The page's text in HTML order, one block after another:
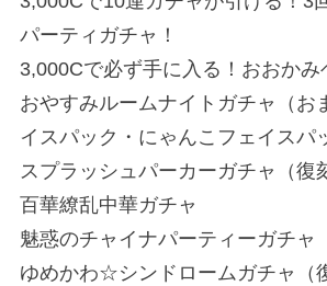
パーティガチャ！
3,000Cで必ず手に入る！おおかみ
おやすみルームナイトガチャ（お
イスパック・にゃんこフェイスパ
スプラッシュパーカーガチャ（復
百華繚乱中華ガチャ
魅惑のチャイナパーティーガチャ
ゆめかわ☆シンドロームガチャ（